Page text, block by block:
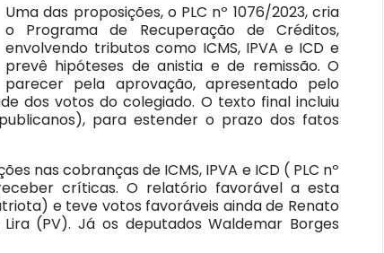
Uma das proposições, o PLC nº 1076/2023, cria
o Programa de Recuperação de Créditos,
envolvendo tributos como ICMS, IPVA e ICD e
prevê hipóteses de anistia e de remissão. O
parecer pela aprovação, apresentado pelo
dos votos do colegiado. O texto final incluiu
para estender o prazo dos fatos
nas cobranças de ICMS, IPVA e ICD ( PLC nº
críticas. O relatório favorável a esta
e teve votos favoráveis ainda de Renato
(PV). Já os deputados Waldemar Borges